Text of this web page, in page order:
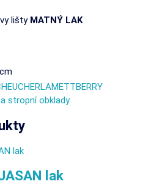
lišty MATNÝ LAK
LAMETTBERRY
stropní obklady
lak